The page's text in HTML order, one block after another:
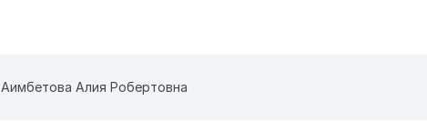
Аимбетова Алия Робертовна